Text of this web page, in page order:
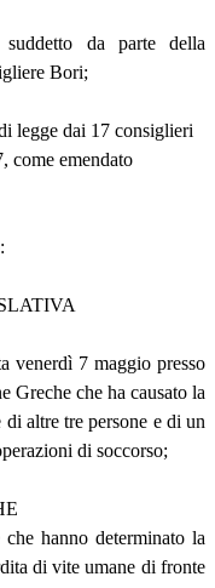
suddetto da parte della
Bori;
legge dai 17 consiglieri
come emendato
venerdì 7 maggio presso
Greche che ha causato la
altre tre persone e di un
di soccorso;
che hanno determinato la
di vite umane di fronte